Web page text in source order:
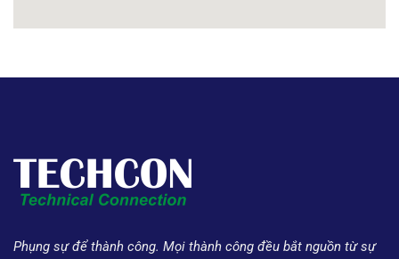
Phụng sự để thành công. Mọi thành công đều bắt nguồn từ sự